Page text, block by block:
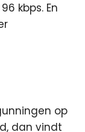
kbps. En
op
dan vindt